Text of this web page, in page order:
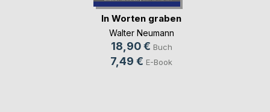
In Worten graben
Walter Neumann
18,90 € Buch
7,49 € E-Book